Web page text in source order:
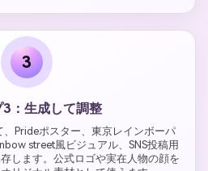
3
3：生成して調整
、Prideポスター、東京レインボーパ
street風ビジュアル、SNS投稿用
します。公式ロゴや実在人物の顔を